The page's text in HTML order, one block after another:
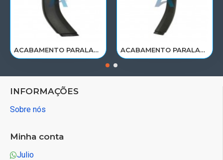
ACABAMENTO PARALAMA CABINE SCANIA NTG P/G/R/S LE PARTE TRAS 2297995 ACABAMENTO PARALAMA CABINE SCANIA NTG P/G/R/S LD PARTE TRAS 2297996
INFORMAÇÕES
Sobre nós
Minha conta
Julio